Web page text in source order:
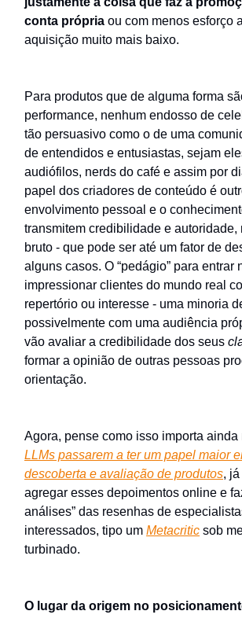
conta própria ou com menos esforço
aquisição muito mais baixo.
Para produtos que de alguma forma
performance, nenhum endosso de
tão persuasivo como o de uma
de entendidos e entusiastas, sejam
audiófilos, nerds do café e assim por
papel dos criadores de conteúdo é
envolvimento pessoal e o
transmitem credibilidade e autoridade,
bruto - que pode ser até um fator de
alguns casos. O “pedágio” para entrar
impressionar clientes do mundo real
repertório ou interesse - uma minoria
possivelmente com uma audiência
vão avaliar a credibilidade dos seus
formar a opinião de outras pessoas
orientação.
Agora, pense como isso importa ainda
LLMs passarem a ter um papel maior
descoberta e avaliação de produtos,
agregar esses depoimentos online e
análises” das resenhas de
interessados, tipo um Metacritic sob
turbinado.
O lugar da origem no